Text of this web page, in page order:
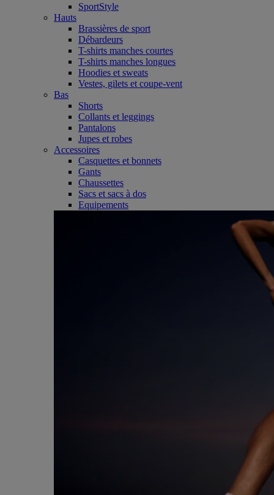
SportStyle
Hauts
Brassières de sport
Débardeurs
T-shirts manches courtes
T-shirts manches longues
Hoodies et sweats
Vestes, gilets et coupe-vent
Bas
Shorts
Collants et leggings
Pantalons
Jupes et robes
Accessoires
Casquettes et bonnets
Gants
Chaussettes
Sacs et sacs à dos
Equipements